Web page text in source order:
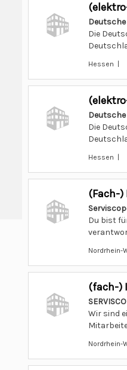
Deutsche
Die
Hessen |
Deutsche
Die
Hessen |
(Fach-
Du bist
(fach-)
Wir sind